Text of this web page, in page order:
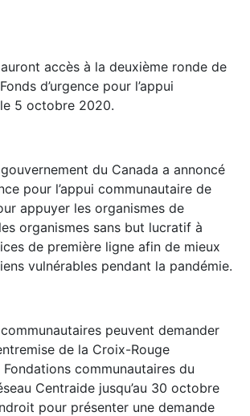
accès à la deuxième ronde de
d’urgence pour l’appui
5 octobre 2020.
du Canada a annoncé
pour l’appui communautaire de
appuyer les organismes de
organismes sans but lucratif à
de première ligne afin de mieux
vulnérables pendant la pandémie.
peuvent demander
de la Croix-Rouge
communautaires du
Centraide jusqu’au 30 octobre
pour présenter une demande